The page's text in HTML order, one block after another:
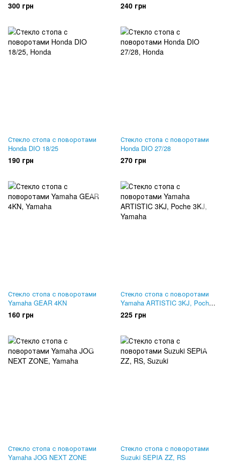
300 грн 240 грн
Стекло стопа с поворотами
Honda DIO 18/25
190 грн
Стекло стопа с поворотами
Honda DIO 27/28
270 грн
Стекло стопа с поворотами
Yamaha GEAR 4KN
160 грн
Стекло стопа с поворотами
Yamaha ARTISTIC 3KJ, Poche
3KJ
225 грн
Стекло стопа с поворотами
Yamaha JOG NEXT ZONE
Стекло стопа с поворотами
Suzuki SEPIA ZZ, RS